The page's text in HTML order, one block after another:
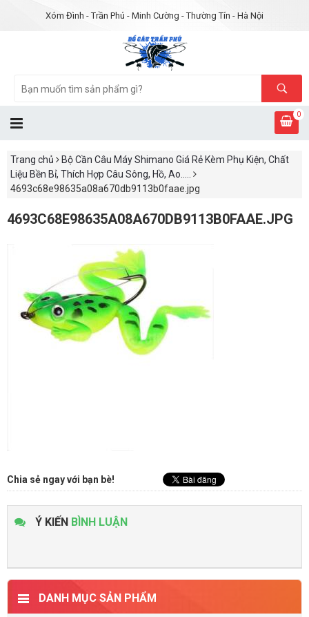
Xóm Đình - Trần Phú - Minh Cường - Thường Tín - Hà Nội
0
Trang chủ
Bộ Cần Câu Máy Shimano Giá Rẻ Kèm Phụ Kiện, Chất
Liệu Bền Bỉ, Thích Hợp Câu Sông, Hồ, Ao.....
4693c68e98635a08a670db9113b0faae.jpg
4693C68E98635A08A670DB9113B0FAAE.JPG
Chia sẻ ngay với bạn bè!
Ý KIẾN BÌNH LUẬN
DANH MỤC SẢN PHẨM